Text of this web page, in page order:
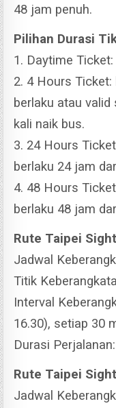
48 jam penuh.
Pilihan Durasi
1. Daytime
2. 4 Hours Ticket:
berlaku atau
kali naik bus.
3. 24 Hours
berlaku 24 jam
4. 48 Hours
berlaku 48 jam
Rute Taipei
Jadwal
Titik
Interval
16.30), setiap 30
Durasi
Rute Taipei
Jadwal